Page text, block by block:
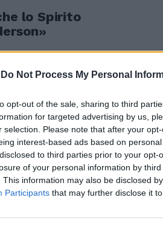
Do Not Process My Personal
opt-out of the sale, sharing to third
for targeted advertising by us,
selection. Please note that after your
interest-based ads based on
to third parties prior to your
of your personal information by
This information may also be disclosed
Participants that may further disclose it
lo Spirito
e il Cda
Tedeschi
giro della
si è